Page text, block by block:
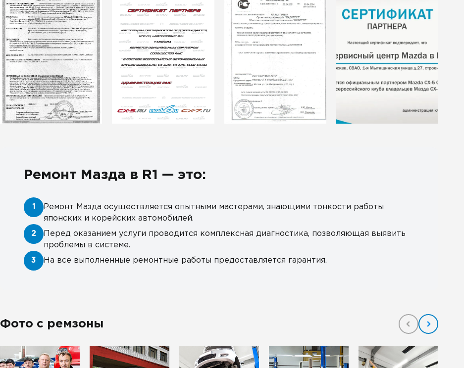
Ремонт Мазда в R1 — это:
1
Ремонт Мазда осуществляется опытными мастерами, знающими тонкости работы
японских и корейских автомобилей.
2
Перед оказанием услуги проводится комплексная диагностика, позволяющая выявить
проблемы в системе.
3 На все выполненные ремонтные работы предоставляется гарантия.
Фото с ремзоны